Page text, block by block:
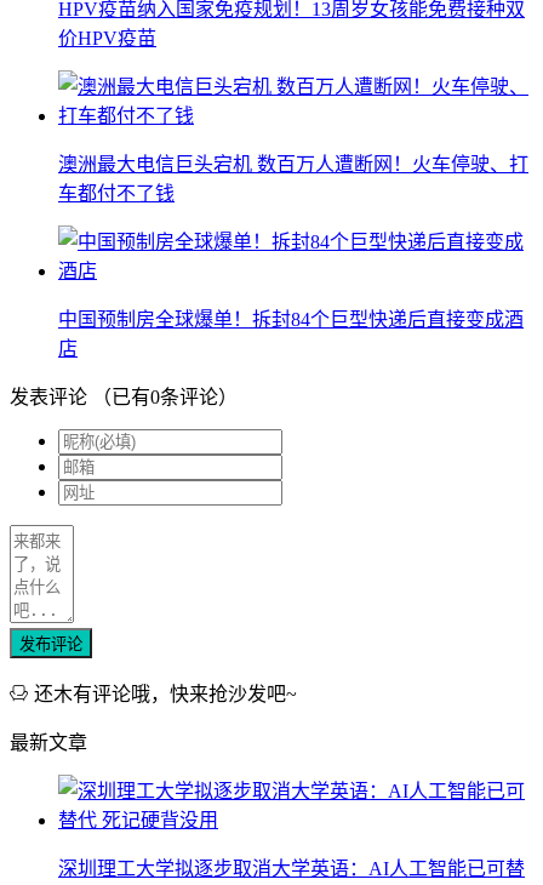
HPV疫苗纳入国家免疫规划！13周岁女孩能免费接种双
价HPV疫苗
澳洲最大电信巨头宕机 数百万人遭断网！火车停驶、打
车都付不了钱
中国预制房全球爆单！拆封84个巨型快递后直接变成酒
店
发表评论 （已有0条评论）
发布评论
还木有评论哦，快来抢沙发吧~
最新文章
深圳理工大学拟逐步取消大学英语：AI人工智能已可替